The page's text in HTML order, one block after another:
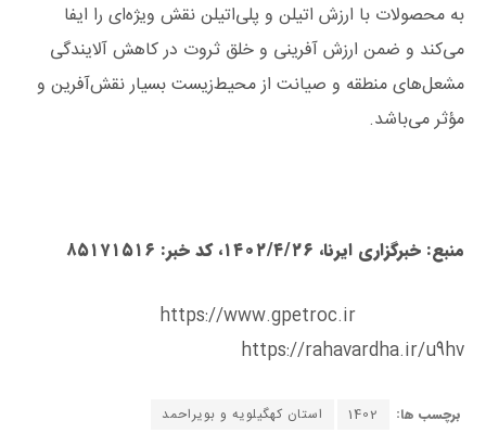
به محصولات با ارزش اتیلن و پلی‌اتیلن نقش ویژه‌ای را ایفا
می‌کند و ضمن ارزش آفرینی و خلق ثروت در کاهش آلایندگی
مشعل‌های منطقه و صیانت از محیط‌زیست بسیار نقش‌آفرین و
مؤثر می‌باشد.
منبع: خبرگزاری ایرنا، ۱۴۰۲/۴/۲۶، کد خبر: ۸۵۱۷۱۵۱۶
https://www.gpetroc.ir
https://rahavardha.ir/u9hv
برچسب ها: 1402
استان کهگیلویه و بویراحمد